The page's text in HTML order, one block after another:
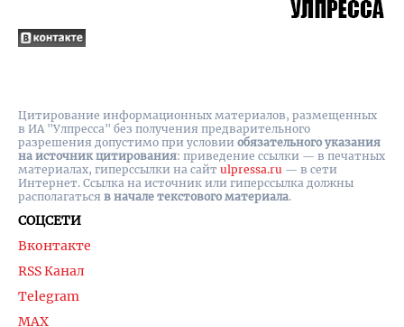
СОЦСЕТИ
Вконтакте
RSS Канал
Telegram
MAX
Цитирование информационных материалов, размещенных
в ИА "Улпресса" без получения предварительного
разрешения допустимо при условии обязательного указания
на источник цитирования: приведение ссылки — в печатных
материалах, гиперссылки на cайт ulpressa.ru — в сети
Интернет. Ссылка на источник или гиперссылка должны
располагаться в начале текстового материала.